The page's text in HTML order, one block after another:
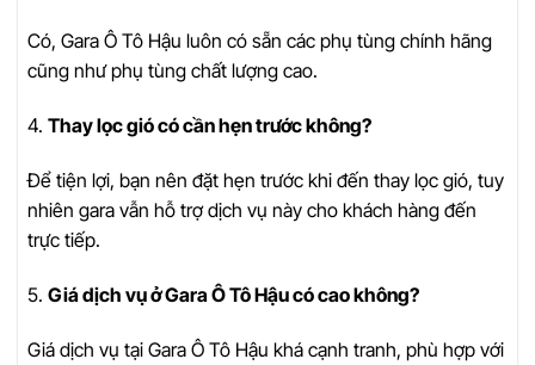
Có, Gara Ô Tô Hậu luôn có sẵn các phụ tùng chính hãng
cũng như phụ tùng chất lượng cao.
4. Thay lọc gió có cần hẹn trước không?
Để tiện lợi, bạn nên đặt hẹn trước khi đến thay lọc gió, tuy
nhiên gara vẫn hỗ trợ dịch vụ này cho khách hàng đến
trực tiếp.
5. Giá dịch vụ ở Gara Ô Tô Hậu có cao không?
Giá dịch vụ tại Gara Ô Tô Hậu khá cạnh tranh, phù hợp với